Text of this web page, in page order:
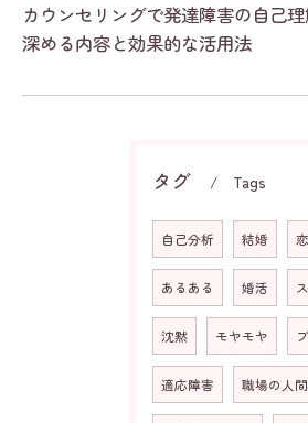
カウンセリングで発達障害の自己
深める内容と効果的な活用法
タグ Tags
自己分析 結婚
あるある 婚活
沈黙 モヤモヤ
適応障害 職場の人